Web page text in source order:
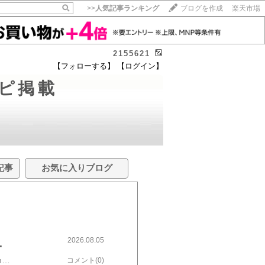
>>人気記事ランキング ブログを作成 楽天市場
2155621
【フォローする】 【ログイン】
掲載
事 お気に入りブログ
シピ〉 2026.08.05
コメント(0)